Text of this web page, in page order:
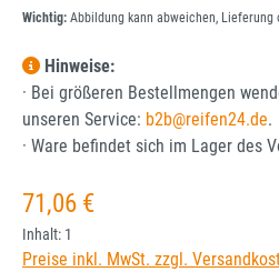
Wichtig: Abbildung kann abweichen, Lieferung
Hinweise:
· Bei größeren Bestellmengen
unseren Service: b2b@reifen24.de.
· Ware befindet sich im Lager des
Regulärer Preis:
71,06 €
Inhalt: 1
Preise inkl. MwSt. zzgl.